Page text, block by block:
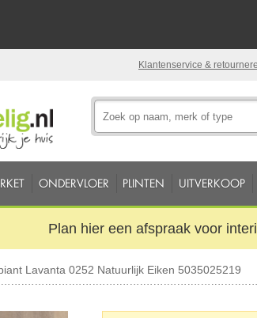
Klantenservice &
ONDERVLOER PLINTEN UITVERKOOP
Plan hier een afspraak voor
Lavanta 0252 Natuurlijk Eiken 5035025219